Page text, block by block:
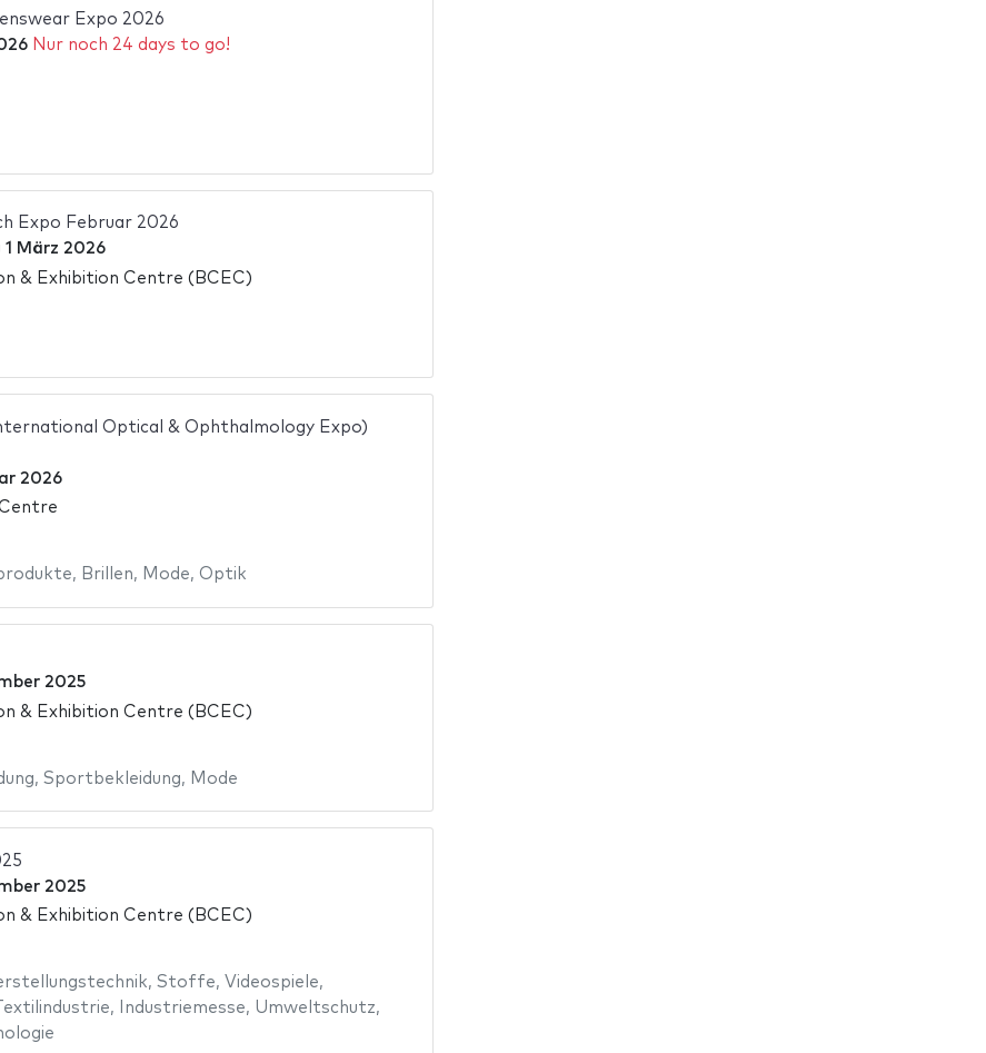
Expo 2026
Nur noch 24 days to go!
Expo Februar 2026
1 März 2026
& Exhibition Centre (BCEC)
Optical & Ophthalmology Expo)
2026
, Brillen, Mode, Optik
2025
& Exhibition Centre (BCEC)
, Sportbekleidung, Mode
2025
& Exhibition Centre (BCEC)
, Stoffe, Videospiele,
Textilindustrie, Industriemesse, Umweltschutz,